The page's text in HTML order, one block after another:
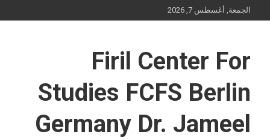
to
الجمعة, أغسطس 7, 2026
Firil Center For
Studies FCFS Berlin
Germany Dr. Jameel